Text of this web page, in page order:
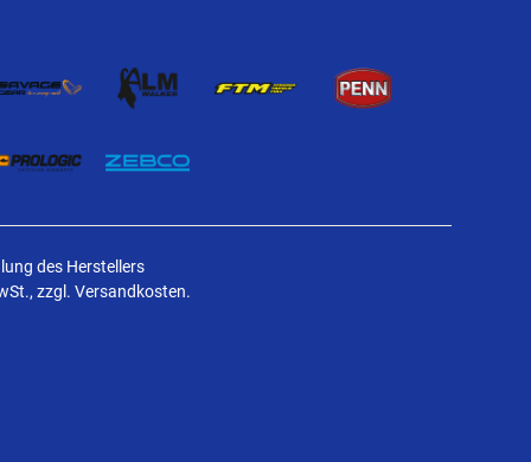
des Herstellers
zzgl. Versandkosten.